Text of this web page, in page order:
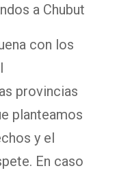
a Chubut
con los
provincias
planteamos
y el
En caso